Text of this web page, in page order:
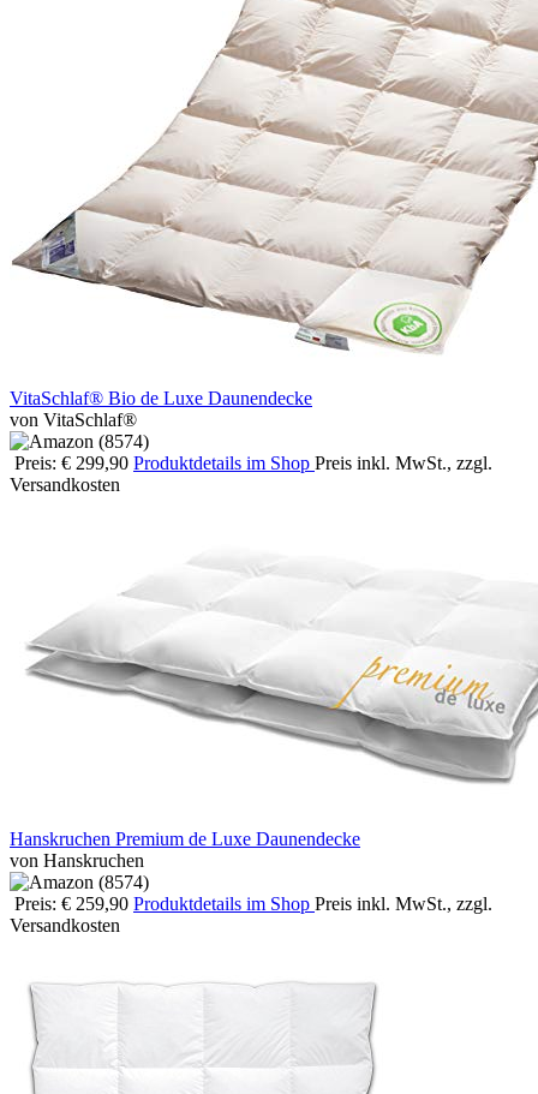
VitaSchlaf® Bio de Luxe Daunendecke
von VitaSchlaf®
Preis: € 299,90 Produktdetails im Shop Preis inkl. MwSt., zzgl.
Versandkosten
Hanskruchen Premium de Luxe Daunendecke
von Hanskruchen
Preis: € 259,90 Produktdetails im Shop Preis inkl. MwSt., zzgl.
Versandkosten